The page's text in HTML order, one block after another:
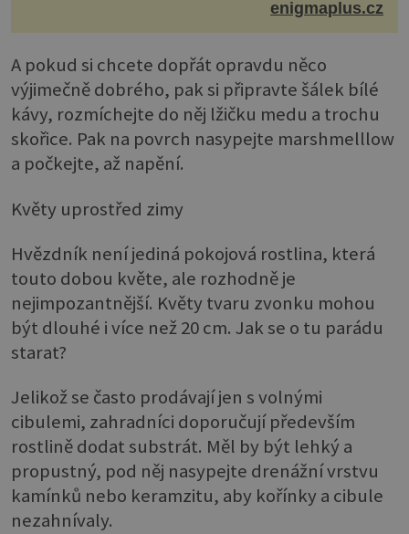
enigmaplus.cz
A pokud si chcete dopřát opravdu něco
výjimečně dobrého, pak si připravte šálek bílé
kávy, rozmíchejte do něj lžičku medu a trochu
skořice. Pak na povrch nasypejte marshmelllow
a počkejte, až napění.
Květy uprostřed zimy
Hvězdník není jediná pokojová rostlina, která
touto dobou květe, ale rozhodně je
nejimpozantnější. Květy tvaru zvonku mohou
být dlouhé i více než 20 cm. Jak se o tu parádu
starat?
Jelikož se často prodávají jen s volnými
cibulemi, zahradníci doporučují především
rostlině dodat substrát. Měl by být lehký a
propustný, pod něj nasypejte drenážní vrstvu
kamínků nebo keramzitu, aby kořínky a cibule
nezahnívaly.